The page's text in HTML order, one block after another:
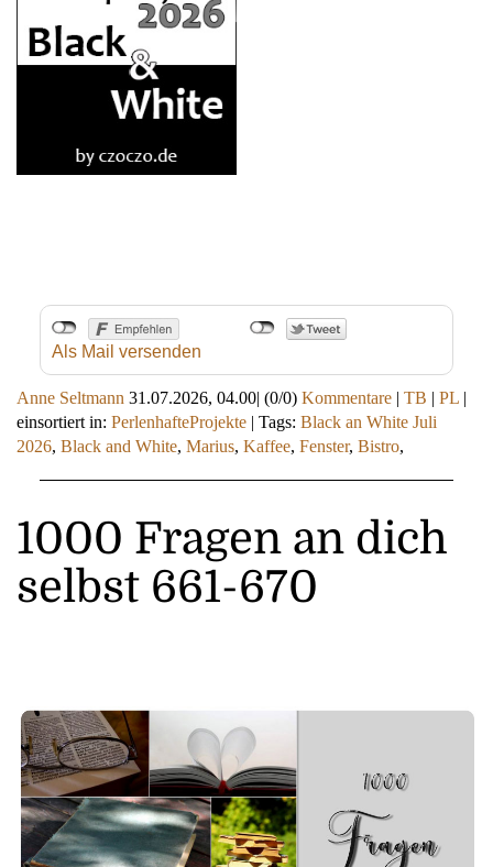
Als Mail versenden
Anne Seltmann 31.07.2026, 04.00| (0/0) Kommentare | TB | PL |
einsortiert in: PerlenhafteProjekte | Tags: Black an White Juli
2026, Black and White, Marius, Kaffee, Fenster, Bistro,
1000 Fragen an dich
selbst 661-670